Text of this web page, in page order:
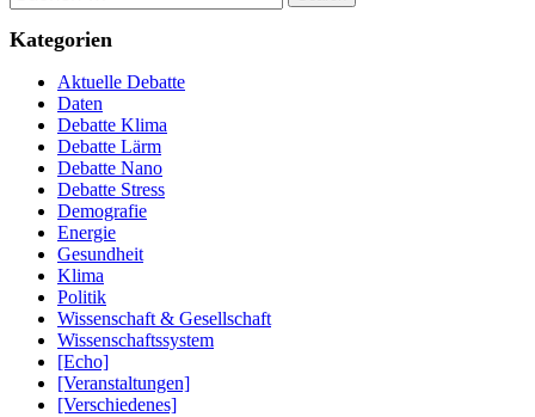
Kategorien
Aktuelle Debatte
Daten
Debatte Klima
Debatte Lärm
Debatte Nano
Debatte Stress
Demografie
Energie
Gesundheit
Klima
Politik
Wissenschaft & Gesellschaft
Wissenschaftssystem
[Echo]
[Veranstaltungen]
[Verschiedenes]